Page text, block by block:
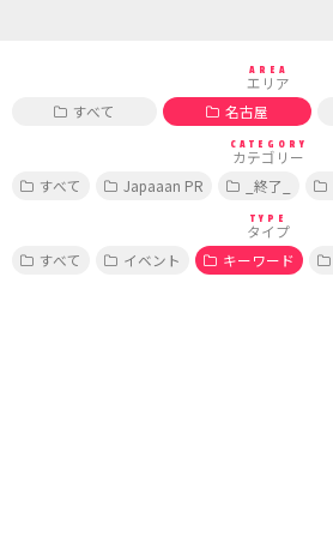
AREA
エリア
すべて
名古屋
CATEGORY
カテゴリー
すべて
Japaaan PR _終了_
TYPE
タイプ
すべて
イベント キーワード